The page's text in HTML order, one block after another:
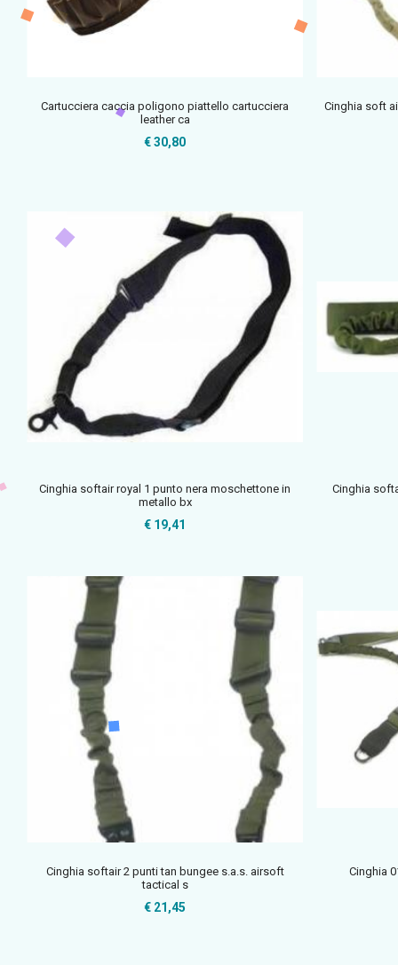
Cartucciera caccia poligono piattello cartucciera
leather ca
€ 30,80
Cinghia soft
Cinghia softair royal 1 punto nera moschettone in
metallo bx
€ 19,41
Cinghia
Cinghia softair 2 punti tan bungee s.a.s. airsoft
tactical s
€ 21,45
Cinghia